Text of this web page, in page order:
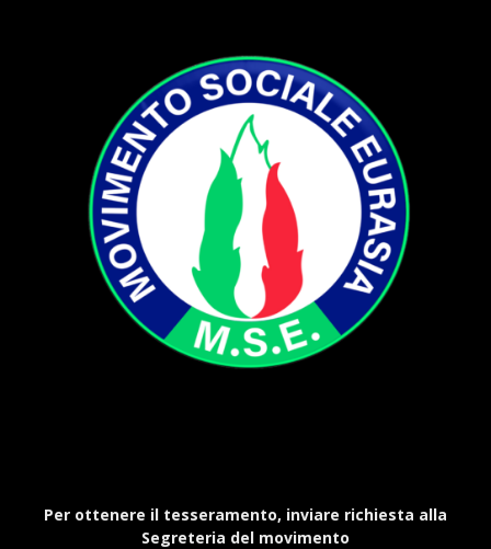
Per ottenere il tesseramento, inviare richiesta alla
Segreteria del movimento